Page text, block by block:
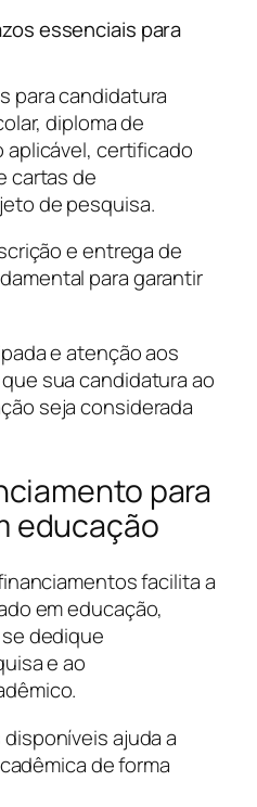
essenciais para
para candidatura
diploma de
aplicável, certificado
cartas de
de pesquisa.
e entrega de
para garantir
e atenção aos
sua candidatura ao
seja considerada
para
educação
facilita a
em educação,
dedique
e ao
ajuda a
de forma